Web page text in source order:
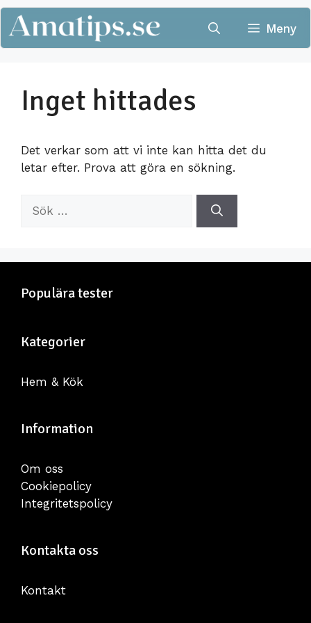
Hoppa
till
innehåll
Meny
Inget hittades
Det verkar som att vi inte kan hitta det du
letar efter. Prova att göra en sökning.
efter:
Populära tester
Kategorier
Hem & Kök
Information
Om oss
Cookiepolicy
Integritetspolicy
Kontakta oss
Kontakt